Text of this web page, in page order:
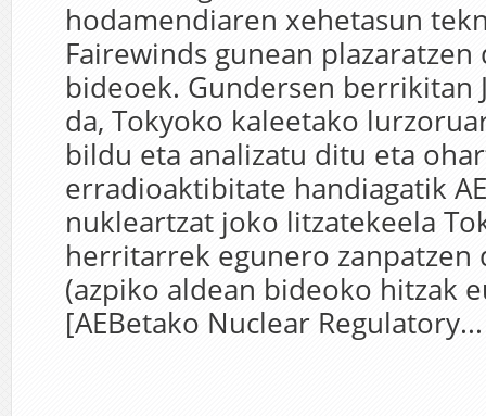
hodamendiaren xehetasun
Fairewinds gunean
bideoek. Gundersen berrikitan
da, Tokyoko kaleetako
bildu eta analizatu ditu eta
erradioaktibitate handiagatik
nukleartzat joko litzatekeela
herritarrek egunero zanpatzen
(azpiko aldean bideoko hitzak
[AEBetako Nuclear Regulatory...